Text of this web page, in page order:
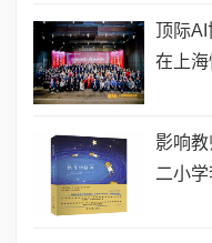
顶际AI
在上海
影响
二小学